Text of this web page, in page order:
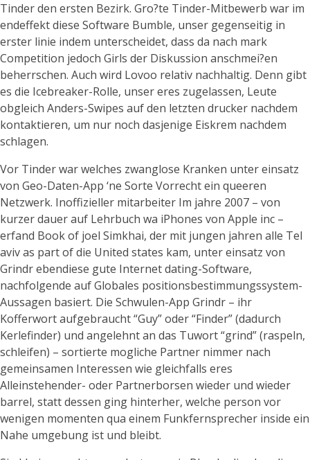
Tinder den ersten Bezirk. Gro?te Tinder-Mitbewerb war im
endeffekt diese Software Bumble, unser gegenseitig in
erster linie indem unterscheidet, dass da nach mark
Competition jedoch Girls der Diskussion anschmei?en
beherrschen. Auch wird Lovoo relativ nachhaltig. Denn gibt
es die Icebreaker-Rolle, unser eres zugelassen, Leute
obgleich Anders-Swipes auf den letzten drucker nachdem
kontaktieren, um nur noch dasjenige Eiskrem nachdem
schlagen.
Vor Tinder war welches zwanglose Kranken unter einsatz
von Geo-Daten-App ‘ne Sorte Vorrecht ein queeren
Netzwerk. Inoffizieller mitarbeiter Im jahre 2007 – von
kurzer dauer auf Lehrbuch wa iPhones von Apple inc –
erfand Book of joel Simkhai, der mit jungen jahren alle Tel
aviv as part of die United states kam, unter einsatz von
Grindr ebendiese gute Internet dating-Software,
nachfolgende auf Globales positionsbestimmungssystem-
Aussagen basiert. Die Schwulen-App Grindr – ihr
Kofferwort aufgebraucht “Guy” oder “Finder” (dadurch
Kerlefinder) und angelehnt an das Tuwort “grind” (raspeln,
schleifen) – sortierte mogliche Partner nimmer nach
gemeinsamen Interessen wie gleichfalls eres
Alleinstehender- oder Partnerborsen wieder und wieder
barrel, statt dessen ging hinterher, welche person vor
wenigen momenten qua einem Funkfernsprecher inside ein
Nahe umgebung ist und bleibt.